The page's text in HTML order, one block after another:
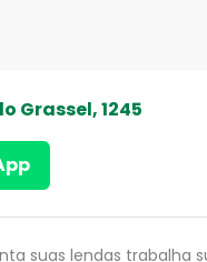
Grassel, 1245
suas lendas trabalha